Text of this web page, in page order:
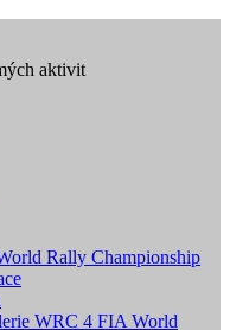
aktivit
Rally Championship
WRC 4 FIA World